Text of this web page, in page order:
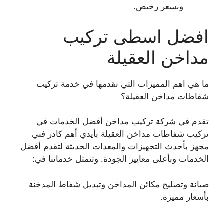
وبسعر رخيص.
افضل اسطى تركيب
مداخن العقيلة
ما هي اهم المميزات التي نقدمها في خدمة تركيب
شفاطات مداخن العقيلة؟
تقدم في شركة تركيب مداخن أفضل الخدمات في
تركيب شفاطات مداخن العقيلة بأيدي أهم كادر فني
مجهز بأحدث التجهيزات والمعدات الحديثة لتقدم أفضل
الخدمات وبأعلى معايير الجودة. وتتمثل خدماتنا في:
صيانة وتصليح مكائن المداخن وتبديل شفاط المدخنة
بأسعار مميزة.